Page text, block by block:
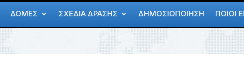
ΔΟΜΕΣ ΣΧΕΔΙΑ ΔΡΑΣΗΣ ΔΗΜΟΣΙΟΠΟΙΗΣΗ ΠΟΙΟΙ